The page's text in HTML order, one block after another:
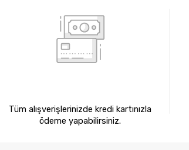
Tüm alışverişlerinizde kredi kartınızla
ödeme yapabilirsiniz.